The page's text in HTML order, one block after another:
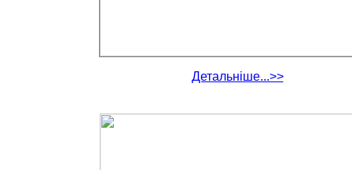
Детальніше...>>